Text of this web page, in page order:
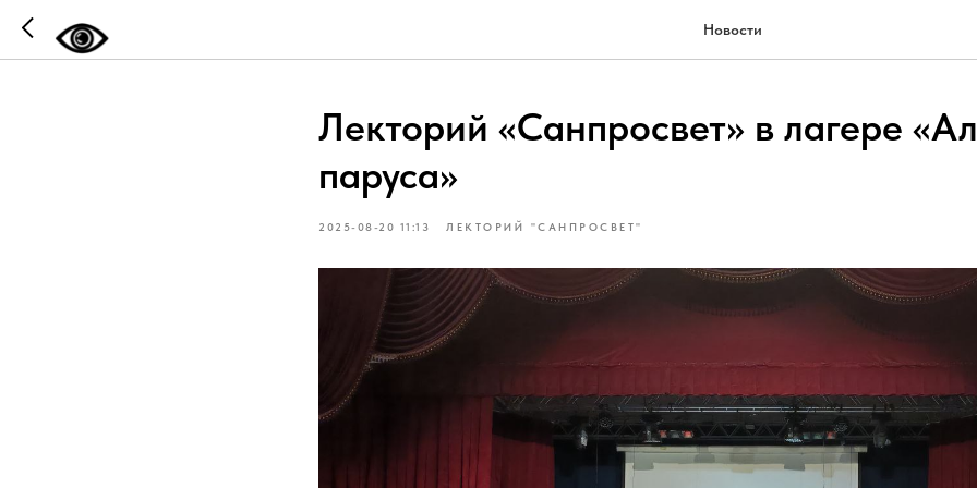
Новости
Лекторий «Санпросвет» в лагере
паруса»
2025-08-20 11:13 ЛЕКТОРИЙ "САНПРОСВЕТ"